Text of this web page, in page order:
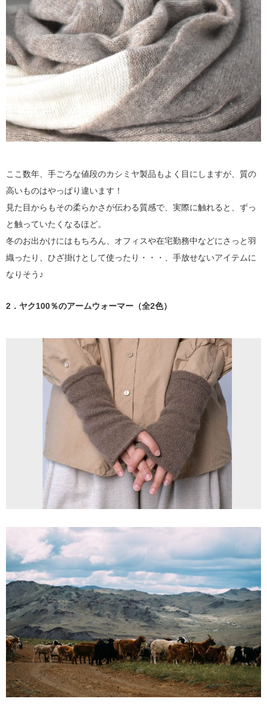
ここ数年、手ごろな値段のカシミヤ製品もよく目にしますが、質の
高いものはやっぱり違います！
見た目からもその柔らかさが伝わる質感で、実際に触れると、ずっ
と触っていたくなるほど。
冬のお出かけにはもちろん、オフィスや在宅勤務中などにさっと羽
織ったり、ひざ掛けとして使ったり・・・、手放せないアイテムに
なりそう♪
2．ヤク100％のアームウォーマー（全2色）